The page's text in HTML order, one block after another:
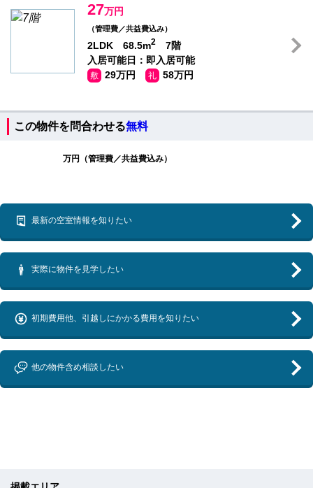
27万円
（管理費／共益費込み）
2LDK 68.5m2
7階
入居可能日：即入居可能
敷 29万円 礼 58万円
この物件を問合わせる無料
万円（管理費／共益費込み）
最新の空室情報を知りたい
実際に物件を見学したい
初期費用他、引越しにかかる費用を知りたい
他の物件含め相談したい